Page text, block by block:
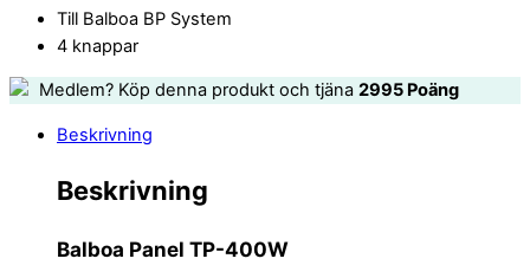
Till Balboa BP System
4 knappar
Medlem? Köp denna produkt och tjäna 2995 Poäng
Beskrivning
Beskrivning
Balboa Panel TP-400W